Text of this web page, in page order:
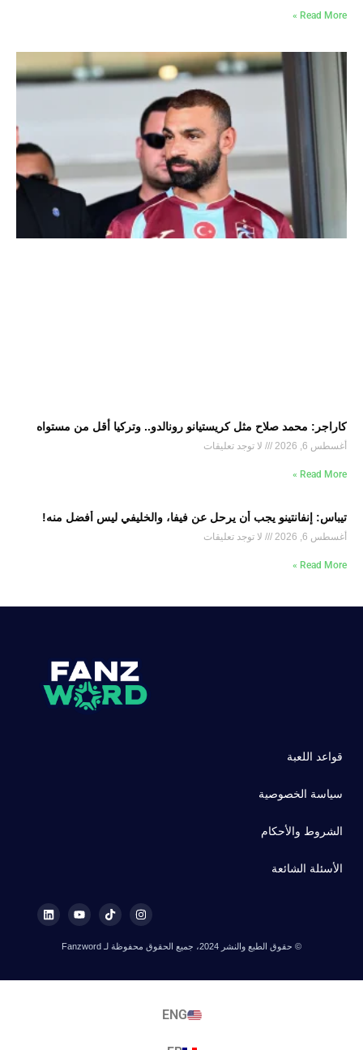
Read More »
كاراجر: محمد صلاح مثل كريستيانو رونالدو.. وتركيا أقل من مستواه
أغسطس 6, 2026 لا توجد تعليقات
Read More »
تيباس: إنفانتينو يجب أن يرحل عن فيفا، والخليفي ليس أفضل منه!
أغسطس 6, 2026 لا توجد تعليقات
Read More »
قواعد اللعبة
سياسة الخصوصية
الشروط والأحكام
الأسئلة الشائعة
© حقوق الطبع والنشر 2024، جميع الحقوق محفوظة لـ Fanzword
ENG